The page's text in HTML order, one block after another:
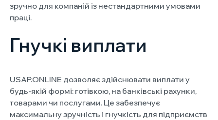
зручно для компаній із нестандартними умовами
праці.
Гнучкі виплати
USAP.ONLINE дозволяє здійснювати виплати у
будь-якій формі: готівкою, на банківські рахунки,
товарами чи послугами. Це забезпечує
максимальну зручність і гнучкість для підприємств